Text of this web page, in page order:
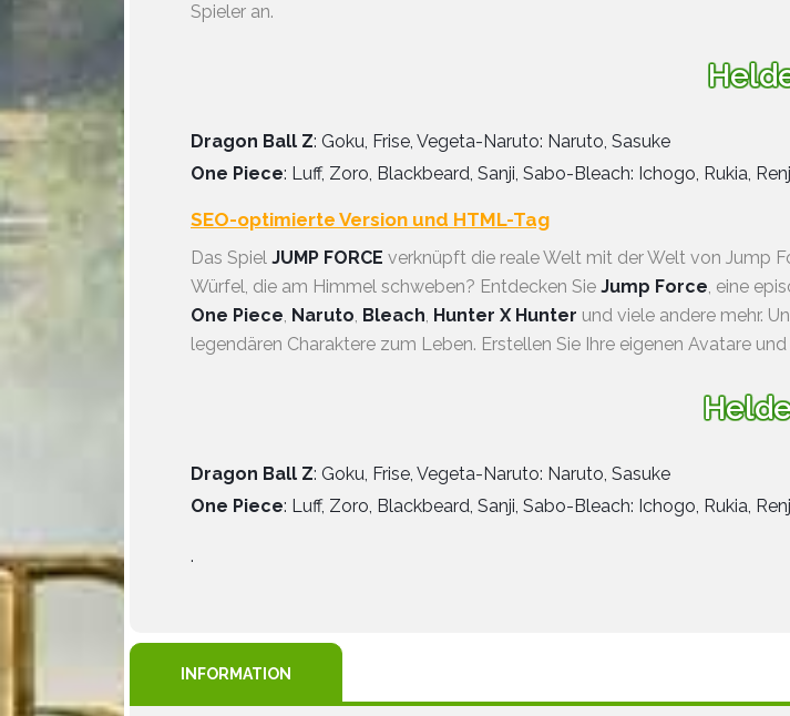
Spieler an.
Dragon Ball Z: Goku, Frise, Vegeta-Naruto: Naruto, Sasuke
One Piece: Luff, Zoro, Blackbeard, Sanji, Sabo-Bleach: Ichogo, Rukia,
SEO-optimierte Version und HTML-Tag
Das Spiel JUMP FORCE verknüpft die reale Welt mit der Welt von Jump
Würfel, die am Himmel schweben? Entdecken Sie Jump Force, eine
One Piece, Naruto, Bleach, Hunter X Hunter und viele andere mehr.
legendären Charaktere zum Leben. Erstellen Sie Ihre eigenen Avatare
Dragon Ball Z: Goku, Frise, Vegeta-Naruto: Naruto, Sasuke
One Piece: Luff, Zoro, Blackbeard, Sanji, Sabo-Bleach: Ichogo, Rukia,
.
INFORMATION